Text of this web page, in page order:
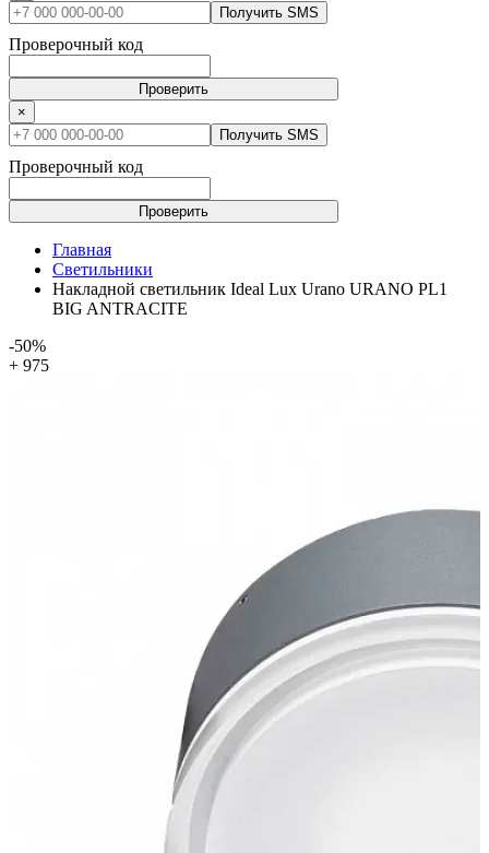
Получить SMS
Проверочный код
Проверить
×
Получить SMS
Проверочный код
Проверить
Главная
Светильники
Накладной светильник Ideal Lux Urano URANO PL1
BIG ANTRACITE
-50%
+ 975